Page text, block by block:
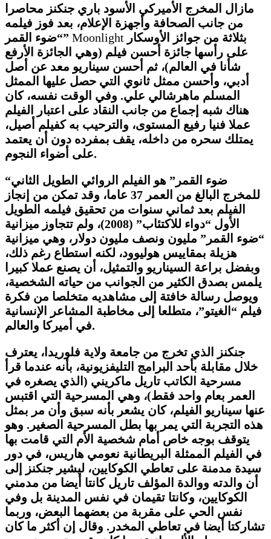
مازال المخرج الأميركي الأسود باري جنكنز محاصرا
من جانب الصحافة وأجهزة الإعلام، بعد فوز فيلمه
“ضوء القمر” Moonlight بثلاثة من جوائز الأوسكار
على رأسها جائزة أحسن فيلم (وهي الجائزة الأرفع
شأنا في العالم)، ثم أحسن سيناريو معد عن أصل
أدبي، وأحسن ممثل ثانوي التي حصل عليها الممثل
المسلم ماهرشالي علي. وفي الوقت نفسه، كان
هناك شبه إجماع من جانب النقاد على اعتبار الفيلم
عملا فنيا رفيع المستوى، والترحيب به كفيلم أصيل،
يمتلك سحره من داخله، يقف بمفرده دون أن يعتمد
على أضواء النجوم.
“ضوء القمر” هو الفيلم الروائي الطويل الثاني
للمخرج البالغ من العمر 37 عاما، وقد تمكن من إنجاز
الفيلم بعد ثماني سنوات من تحقيق فيلمه الطويل
الأول “دواء للاكتئاب”
(2008)، ولم تتجاوز ميزانية
“ضوء القمر” مليون ونصف مليون دولار، وهي ميزانية
هزيلة بمقاييس هوليوود، لكنه استطاع رغم ذلك،
وبفضل براعة السيناريو والتمثيل، أن يصنع عملا كبيرا
يلمس بصدق الكثير من الجوانب من حياته الشخصية،
ويوصل رسالة خافتة إلى مشاهديه متخلصا من فكرة
فيلم “الغيتو”، متطلعا إلى مخاطبة المشاعر الإنسانية
في أميركا والعالم.
جنكنز الذي تخرج من جامعة ولاية فلوريدا، يعترف
خلال مقابلة بأحد البرامج التليفزيونية، بأنه عندما قرأ
مسرحية الكاتب تاريل ماكريني (الذي يصغره في
العمر بعام واحد فقط)، وهي المسرحية التي اقتبس
عنها سيناريو الفيلم، كان يشعر بأنه سبق وأن مر بمثل
هذه التجربة التي يمر بها بطل المسرحية الصغير. وهو
يتوقف بوجه خاص أمام شخصية الأم التي قامت بها
في الفيلم الممثلة البريطانية نعومي هاريس، في دور
سيدة مدمنة على تعاطي الكوكايين، ليشير جنكنز إلى
أن والدته ووالدة المؤلف تاريل كانتا أيضا من مدمني
الكوكايين، وكانتا تقيمان في نفس المدينة بل وفي
نفس الحي على مقربة من بعضهما البعض، وربما
تشاركتا أيضا في تعاطي المخدر. وقال إن أكثر ما كان